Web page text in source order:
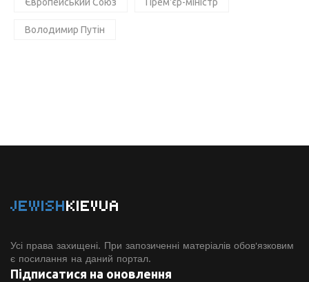
Володимир Путін
JEWISHKIEVUA
Усі права захищені. При запозиченні матеріалів обов'язковим
є посилання на даний портал.
Підписатися на оновлення